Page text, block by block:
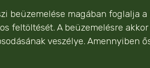
beüzemelése magában foglalja
feltöltését. A beüzemelésre
veszélye. Amennyiben